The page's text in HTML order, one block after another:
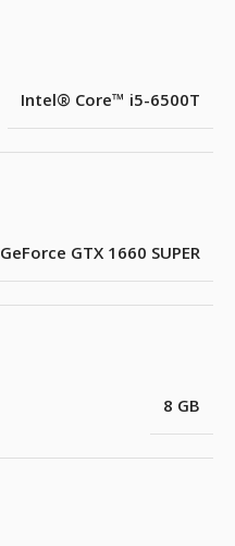
Intel® Core™ i5-6500T
GeForce GTX 1660 SUPER
8 GB